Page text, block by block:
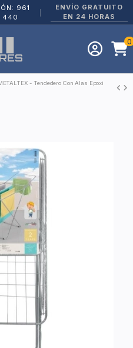
961
440
ENVÍO GRATUITO
EN 24 HORAS
0
- Tendedero Con Alas Epoxi